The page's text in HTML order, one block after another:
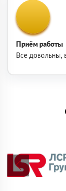
Приём работы
Все довольны,